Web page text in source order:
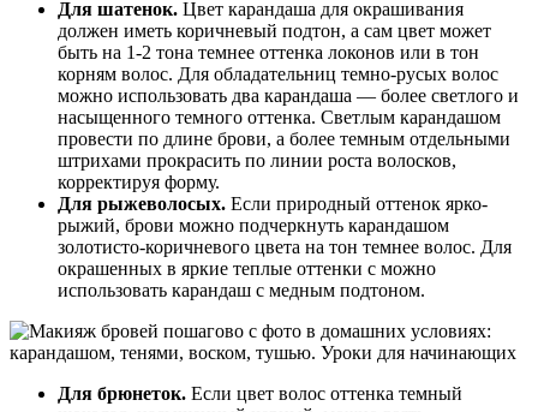
Для шатенок. Цвет карандаша для окрашивания
должен иметь коричневый подтон, а сам цвет может
быть на 1-2 тона темнее оттенка локонов или в тон
корням волос. Для обладательниц темно-русых волос
можно использовать два карандаша — более светлого и
насыщенного темного оттенка. Светлым карандашом
провести по длине брови, а более темным отдельными
штрихами прокрасить по линии роста волосков,
корректируя форму.
Для рыжеволосых. Если природный оттенок ярко-
рыжий, брови можно подчеркнуть карандашом
золотисто-коричневого цвета на тон темнее волос. Для
окрашенных в яркие теплые оттенки с можно
использовать карандаш с медным подтоном.
Для брюнеток. Если цвет волос оттенка темный